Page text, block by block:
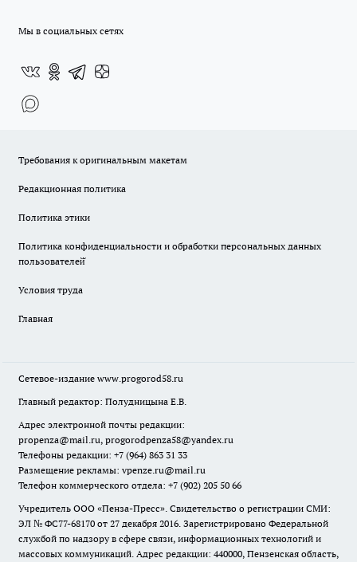
Мы в социальных сетях
Требования к оригинальным макетам
Редакционная политика
Политика этики
Политика конфиденциальности и обработки персональных данных
пользователей̆
Условия труда
Главная
Сетевое-издание www.progorod58.ru
Главный редактор: Полудницына Е.В.
Адрес электронной почты редакции:
propenza@mail.ru, progorodpenza58@yandex.ru
Телефоны редакции: +7 (964) 863 31 33
Размещение рекламы: vpenze.ru@mail.ru
Телефон коммерческого отдела: +7 (902) 205 50 66
Учредитель ООО «Пенза-Пресс». Свидетельство о регистрации СМИ:
ЭЛ № ФС77-68170 от 27 декабря 2016. Зарегистрировано Федеральной
службой по надзору в сфере связи, информационных технологий и
массовых коммуникаций. Адрес редакции: 440000, Пензенская область,